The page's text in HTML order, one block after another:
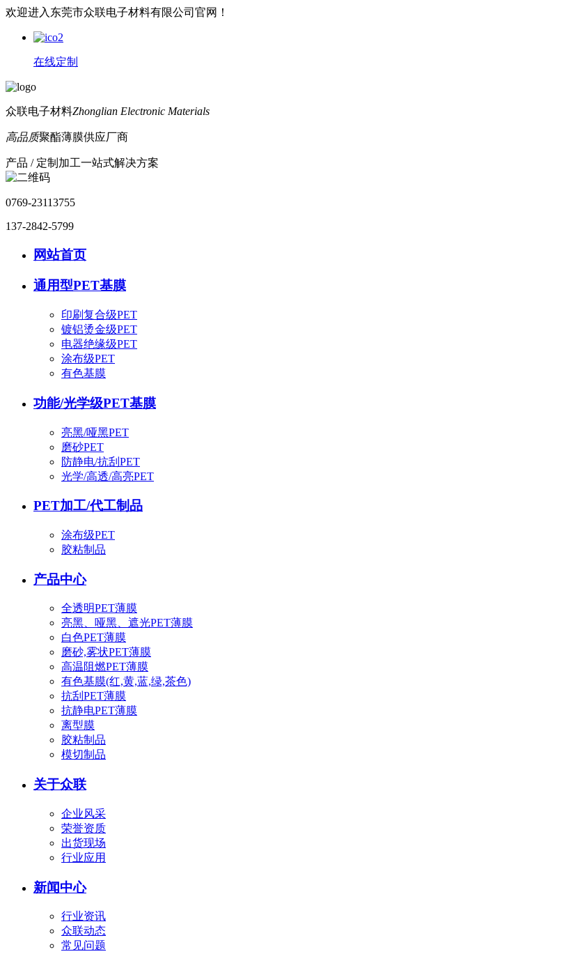
欢迎进入东莞市众联电子材料有限公司官网！
在线定制
众联电子材料Zhonglian Electronic Materials
高品质聚酯薄膜供应厂商
产品 / 定制加工一站式解决方案
0769-23113755
137-2842-5799
网站首页
通用型PET基膜
印刷复合级PET
镀铝烫金级PET
电器绝缘级PET
涂布级PET
有色基膜
功能/光学级PET基膜
亮黑/哑黑PET
磨砂PET
防静电/抗刮PET
光学/高透/高亮PET
PET加工/代工制品
涂布级PET
胶粘制品
产品中心
全透明PET薄膜
亮黑、哑黑、遮光PET薄膜
白色PET薄膜
磨砂,雾状PET薄膜
高温阻燃PET薄膜
有色基膜(红,黄,蓝,绿,茶色)
抗刮PET薄膜
抗静电PET薄膜
离型膜
胶粘制品
模切制品
关于众联
企业风采
荣誉资质
出货现场
行业应用
新闻中心
行业资讯
众联动态
常见问题